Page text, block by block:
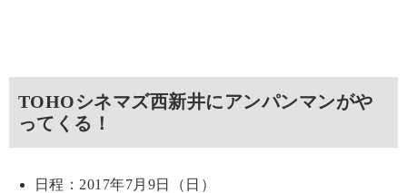
TOHOシネマズ西新井にアンパンマンがや
ってくる！
日程：2017年7月9日（日）